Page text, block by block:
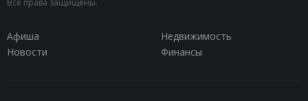
Все права защищены.
Афиша
Недвижимость
Новости
Финансы